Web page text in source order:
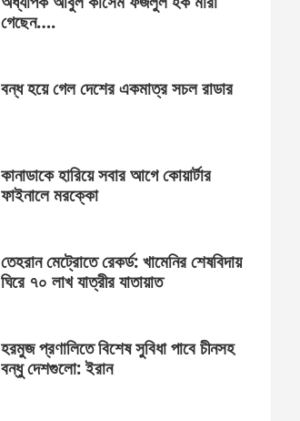
গেছেন….
বন্ধ হয়ে গেল দেশের একমাত্র সচল রাডার
কানাডাকে হারিয়ে সবার আগে কোয়ার্টার
ফাইনালে মরক্কো
তেহরান মেট্রোতে রেকর্ড: খামেনির শেষবিদায়
ঘিরে ৭০ লাখ যাত্রীর যাতায়াত
হরমুজ প্রণালিতে বিশেষ সুবিধা পাবে চীনসহ
বন্ধু দেশগুলো: ইরান